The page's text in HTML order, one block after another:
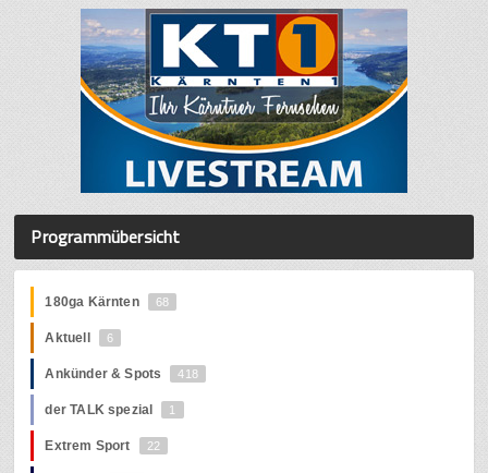
Programmübersicht
180ga Kärnten 68
Aktuell 6
Ankünder & Spots 418
der TALK spezial 1
Extrem Sport 22